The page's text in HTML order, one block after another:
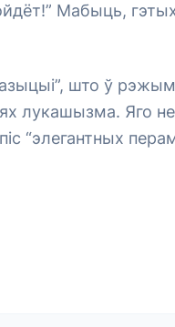
Мабыць, гэтых
што ў
лукашызма. Яго
“элегантных